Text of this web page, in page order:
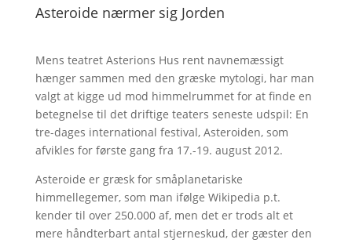
Asteroide nærmer sig Jorden
Mens teatret Asterions Hus rent navnemæssigt
hænger sammen med den græske mytologi, har man
valgt at kigge ud mod himmelrummet for at finde en
betegnelse til det driftige teaters seneste udspil: En
tre-dages international festival, Asteroiden, som
afvikles for første gang fra 17.-19. august 2012.
Asteroide er græsk for småplanetariske
himmellegemer, som man ifølge Wikipedia p.t.
kender til over 250.000 af, men det er trods alt et
mere håndterbart antal stjerneskud, der gæster den